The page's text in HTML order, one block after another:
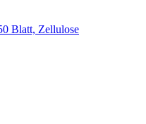
Blatt, Zellulose